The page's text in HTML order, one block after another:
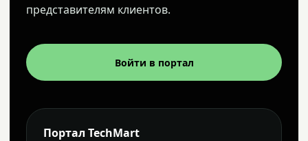
представителям клиентов.
Войти в портал
Портал TechMart